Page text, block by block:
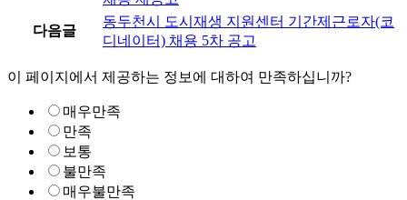
다음글
동두천시 도시재생 지원센터 기간제근로자(코
디네이터) 채용 5차 공고
이 페이지에서 제공하는 정보에 대하여 만족하십니까?
매우만족
만족
보통
불만족
매우불만족